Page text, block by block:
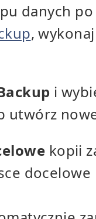
danych
,
i
utwórz
kopii